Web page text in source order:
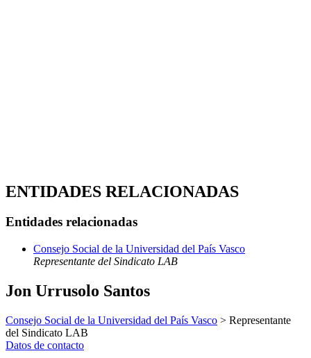
ENTIDADES RELACIONADAS
Entidades relacionadas
Consejo Social de la Universidad del País Vasco
Representante del Sindicato LAB
Jon Urrusolo Santos
Consejo Social de la Universidad del País Vasco > Representante
del Sindicato LAB
Datos de contacto